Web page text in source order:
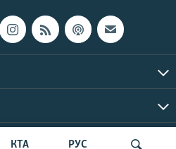
КТА РУС
2026 | Усі права застережено.